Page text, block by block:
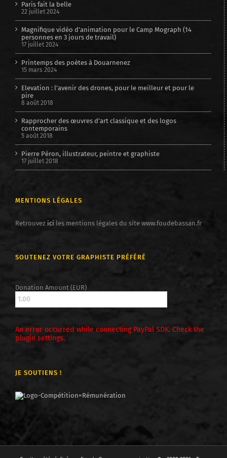
Paris fait la belle
22 juillet 2024
Magnifique vidéo d’animation pour le Camp Mograph (14
personnes en 3 jours de travail)
17 juillet 2024
Printemps des poètes à Douarnenez
15 mars 2024
Elevation : l’avenir des drones, pour le meilleur et pour le
pire
8 août 2018
Rapprocher des œuvres d’art classique et des logos
contemporains
5 août 2018
Pierre Péron, illustrateur, peintre et graphiste
17 juillet 2018
MENTIONS LÉGALES
Retrouvez ici les mentions légales du site www.foudebassan.fr
SOUTENEZ VOTRE GRAPHISTE PRÉFÉRÉ
Donation Amount (EUR)
An error occurred while connecting PayPal SDK. Check the
plugin settings.
JE SOUTIENS !